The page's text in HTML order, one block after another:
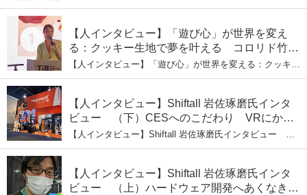
笑いの子育て哲学
生地で夢を叶える コロリド竹内ひとみ（下） 起業は「影
【人インタビュー】「遊び心」が世界を変え
る：クッキー生地で夢を叶える コロリド竹内
ひとみ（上） クッキー生地に込めた「誰でも
できる」という哲学
【人インタビュー】「遊び心」が世界を変える：クッキー
生地で夢を叶える コロリド竹内ひとみ（上） クッキー
【人インタビュー】Shiftall 岩佐琢磨氏インタ
ビュー （下）CESへのこだわり VRにかけ
る未来
【人インタビュー】Shiftall 岩佐琢磨氏インタビュー
（下）CESへのこだわり VRにかける未来
【人インタビュー】Shiftall 岩佐琢磨氏インタ
ビュー （上）ハードウェア開発へあくなき挑